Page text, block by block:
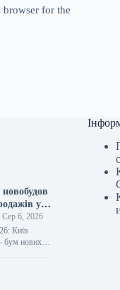
browser for the
у
Сер 6, 2026
Київ
бум нових
року…